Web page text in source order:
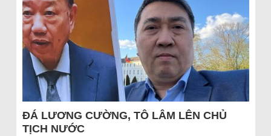
ĐÁ LƯƠNG CƯỜNG, TÔ LÂM LÊN CHỦ
TỊCH NƯỚC